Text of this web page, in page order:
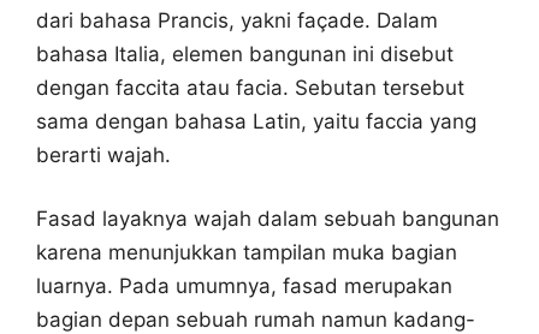
dari bahasa Prancis, yakni façade. Dalam
bahasa Italia, elemen bangunan ini disebut
dengan faccita atau facia. Sebutan tersebut
sama dengan bahasa Latin, yaitu faccia yang
berarti wajah.
Fasad layaknya wajah dalam sebuah bangunan
karena menunjukkan tampilan muka bagian
luarnya. Pada umumnya, fasad merupakan
bagian depan sebuah rumah namun kadang-